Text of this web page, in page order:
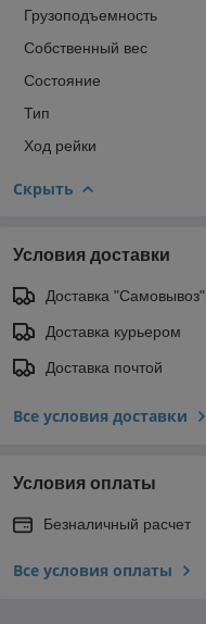
Грузоподъемность
Собственный вес
Состояние
Тип
Ход рейки
Скрыть
Условия доставки
Доставка "Самовывоз"
Доставка курьером
Доставка почтой
Все условия доставки
Условия оплаты
Безналичный расчет
Все условия оплаты